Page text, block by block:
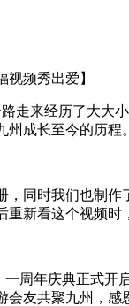
视频秀出爱】
走来经历了大大
州成长至今的历程
，同时我们也制
重新看这个视频时
一周年庆典正式
会友共聚九州，感